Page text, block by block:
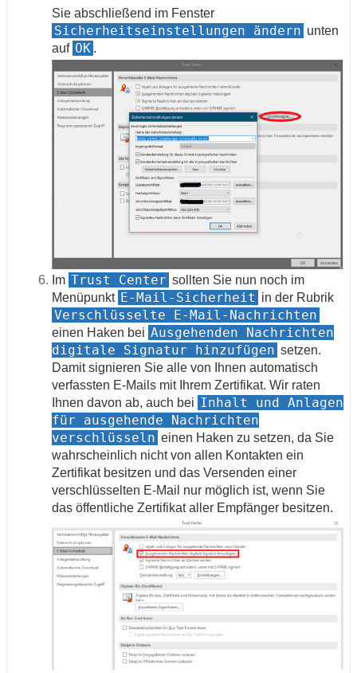
Sie abschließend im Fenster
Sicherheitseinstellungen ändern unten
auf OK .
Im Trust Center sollten Sie nun noch im
Menüpunkt E-Mail-Sicherheit in der Rubrik
Verschlüsselte E-Mail-Nachrichten
einen Haken bei Ausgehenden Nachrichten
digitale Signatur hinzufügen setzen.
Damit signieren Sie alle von Ihnen automatisch
verfassten E-Mails mit Ihrem Zertifikat. Wir raten
Ihnen davon ab, auch bei Inhalt und Anlagen
für ausgehende Nachrichten
verschlüsseln einen Haken zu setzen, da Sie
wahrscheinlich nicht von allen Kontakten ein
Zertifikat besitzen und das Versenden einer
verschlüsselten E-Mail nur möglich ist, wenn Sie
das öffentliche Zertifikat aller Empfänger besitzen.